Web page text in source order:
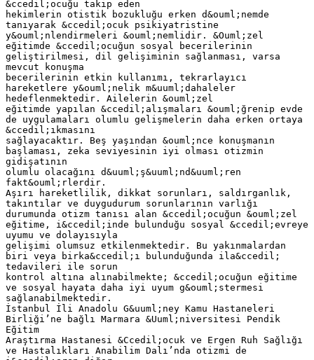
&ccedil;ocuğu takip eden
hekimlerin otistik bozukluğu erken d&ouml;nemde
tanıyarak &ccedil;ocuk psikiyatristine
y&ouml;nlendirmeleri &ouml;nemlidir. &Ouml;zel
eğitimde &ccedil;ocuğun sosyal becerilerinin
geliştirilmesi, dil gelişiminin sağlanması, varsa
mevcut konuşma
becerilerinin etkin kullanımı, tekrarlayıcı
hareketlere y&ouml;nelik m&uuml;dahaleler
hedeflenmektedir. Ailelerin &ouml;zel
eğitimde yapılan &ccedil;alışmaları &ouml;ğrenip evde
de uygulamaları olumlu gelişmelerin daha erken ortaya
&ccedil;ıkmasını
sağlayacaktır. Beş yaşından &ouml;nce konuşmanın
başlaması, zeka seviyesinin iyi olması otizmin
gidişatının
olumlu olacağını d&uuml;ş&uuml;nd&uuml;ren
fakt&ouml;rlerdir.
Aşırı hareketlilik, dikkat sorunları, saldırganlık,
takıntılar ve duygudurum sorunlarının varlığı
durumunda otizm tanısı alan &ccedil;ocuğun &ouml;zel
eğitime, i&ccedil;inde bulunduğu sosyal &ccedil;evreye
uyumu ve dolayısıyla
gelişimi olumsuz etkilenmektedir. Bu yakınmalardan
biri veya birka&ccedil;ı bulunduğunda ila&ccedil;
tedavileri ile sorun
kontrol altına alınabilmekte; &ccedil;ocuğun eğitime
ve sosyal hayata daha iyi uyum g&ouml;stermesi
sağlanabilmektedir.
İstanbul İli Anadolu G&uuml;ney Kamu Hastaneleri
Birliği’ne bağlı Marmara &Uuml;niversitesi Pendik
Eğitim
Araştırma Hastanesi &Ccedil;ocuk ve Ergen Ruh Sağlığı
ve Hastalıkları Anabilim Dalı’nda otizmi de